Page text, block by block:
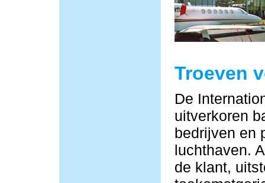
Troeven
De
uitverkoren
bedrijven en
luchthaven.
de klant,